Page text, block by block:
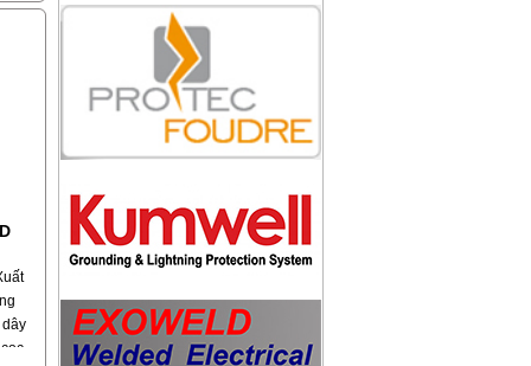
THIẾT BỊ CHỐNG SÉT LPI SGT50-
25+NE100
KIM THU SÉT ABB OPR